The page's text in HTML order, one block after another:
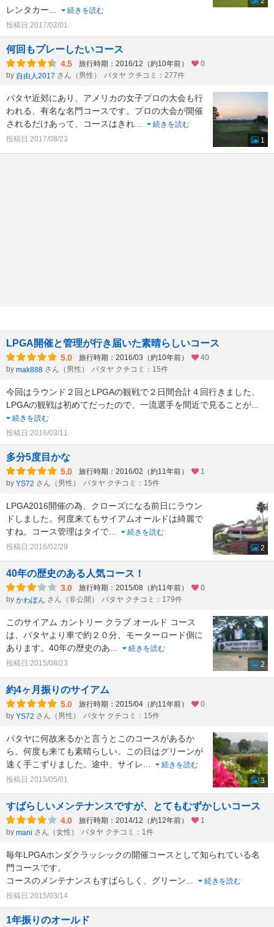
レンタカー
続きを読む
投稿日:2017/02/01
何回もプレーしたいコース
4.5 旅行時期：2016/12（約10年前）
0
by 自由人2017 さん（男性） パタヤ クチコミ：277件
パタヤ近郊にあり、アメリカの女子プロの大会も行
われる、有名な名門コースです。プロの大会が開催
されるだけあって、コースはきれ
続きを読む
投稿日:2017/08/23
1
LPGA開催と管理が行き届いた素晴らしいコース
5.0 旅行時期：2016/03（約10年前）
40
by mak888 さん（男性） パタヤ クチコミ：15件
今回はラウンド２回とLPGAの観戦で２日間合計４回行きました、
LPGAの観戦は初めてだったので、一流選手を間近で見ることが
続きを読む
投稿日:2016/03/11
多分5度目かな
5.0 旅行時期：2016/02（約11年前）
1
by YS72 さん（男性） パタヤ クチコミ：15件
LPGA2016開催の為、クローズになる前日にラウン
ドしました。何度来てもサイアムオールドは綺麗で
すね。コース管理はタイで
続きを読む
投稿日:2016/02/29
2
40年の歴史のある人気コース！
3.0 旅行時期：2015/08（約11年前）
0
by かわぽん さん（非公開） パタヤ クチコミ：179件
このサイアム カントリー クラブ オールド コース
は、パタヤより車で約２０分、モーターロード側に
あります。40年の歴史のあ
続きを読む
投稿日:2015/08/23
2
約4ヶ月振りのサイアム
5.0 旅行時期：2015/04（約11年前）
0
by YS72 さん（男性） パタヤ クチコミ：15件
パタヤに何故来るかと言うとこのコースがあるか
ら。何度も来ても素晴らしい。この日はグリーンが
速く手こずりました。途中、サイレ
続きを読む
投稿日:2015/05/01
3
すばらしいメンテナンスですが、とてもむずかしいコース
4.0 旅行時期：2014/12（約12年前）
1
by mani さん（女性） パタヤ クチコミ：1件
毎年LPGAホンダクラッシックの開催コースとして知られている名
門コースです。
コースのメンテナンスもすばらしく、グリーン
続きを読む
投稿日:2015/03/14
1年振りのオールド